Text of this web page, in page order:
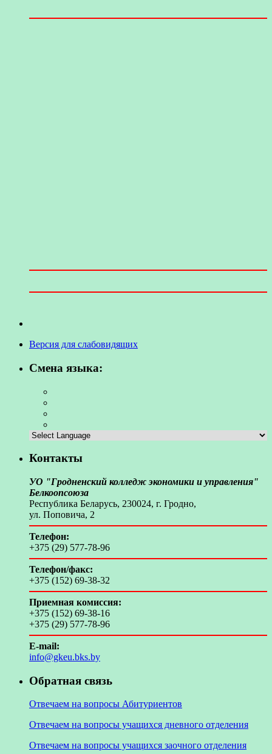
Версия для слабовидящих
Смена языка:
Контакты
УО "Гродненский колледж экономики и управления"
Белкоопсоюза
Республика Беларусь, 230024, г. Гродно,
ул. Поповича, 2
Телефон:
+375 (29) 577-78-96
Телефон/факс:
+375 (152) 69-38-32
Приемная комиссия:
+375 (152) 69-38-16
+375 (29) 577-78-96
E-mail:
info@gkeu.bks.by
Обратная связь
Отвечаем на вопросы Абитуриентов
Отвечаем на вопросы учащихся дневного отделения
Отвечаем на вопросы учащихся заочного отделения